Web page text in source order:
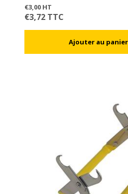
€3,00 HT
€3,72 TTC